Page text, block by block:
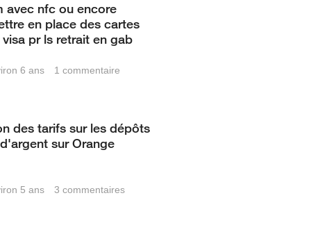
avec nfc ou encore
en place des cartes
pr ls retrait en gab
6 ans
1commentaire
des tarifs sur les dépôts
sur Orange
5 ans
3commentaires